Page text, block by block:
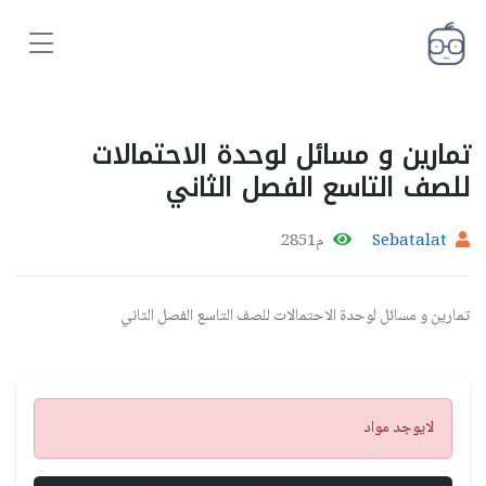
تمارين و مسائل لوحدة الاحتمالات
للصف التاسع الفصل الثاني
Sebatalat م2851
تمارين و مسائل لوحدة الاحتمالات للصف التاسع الفصل الثاني
تنبيه
لايوجد مواد